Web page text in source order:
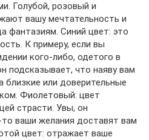
Голубой, розовый и
вашу мечтательность и
фантазиям. Синий цвет: это
К примеру, если вы
кого-либо, одетого в
подсказывает, что наяву вам
близкие или доверительные
Фиолетовый: цвет
страсти. Увы, он
ваши желания доставят вам
цвет: отражает ваше